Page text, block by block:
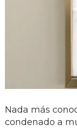
Nada más
condenado a